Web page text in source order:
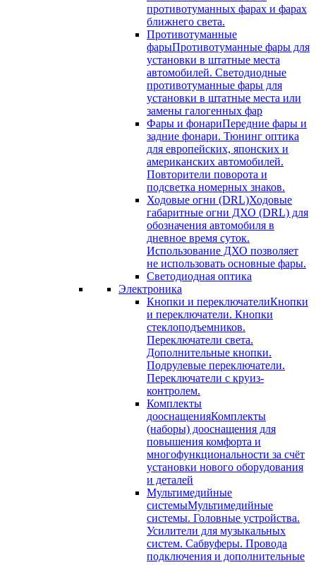
противотуманных фарах и фарах
ближнего света.
Противотуманные
фарыПротивотуманные фары для
установки в штатные места
автомобилей. Светодиодные
противотуманные фары для
установки в штатные места или
замены галогенных фар
Фары и фонариПередние фары и
задние фонари. Тюнинг оптика
для европейских, японских и
американских автомобилей.
Повторители поворота и
подсветка номерных знаков.
Ходовые огни (DRL)Ходовые
габаритные огни ДХО (DRL) для
обозначения автомобиля в
дневное время суток.
Использование ДХО позволяет
не использовать основные фары.
Светодиодная оптика
Электроника
Кнопки и переключателиКнопки
и переключатели. Кнопки
стеклоподъемников.
Переключатели света.
Дополнительные кнопки.
Подрулевые переключатели.
Переключатели с круиз-
контролем.
Комплекты
дооснащенияКомплекты
(наборы) дооснащения для
повышения комфорта и
многофункциональности за счёт
установки нового оборудования
и деталей
Мультимедийные
системыМультимедийные
системы. Головные устройства.
Усилители для музыкальных
систем. Сабвуферы. Провода
подключения и дополнительные